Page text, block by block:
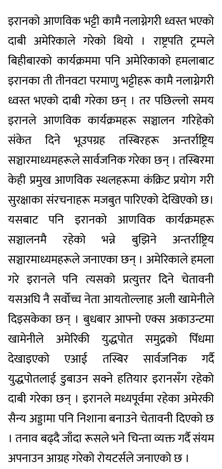
इरानको आणविक भट्टी कामै नलाग्नेगरी ध्वस्त भएको
दाबी अमेरिकाले गरेको थियो । राष्ट्रपति ट्रम्पले
बिहीबारको कार्यक्रममा पनि अमेरिकाको हमलाबाट
इरानका ती तीनवटा परमाणु भट्टीहरू कामै नलाग्नेगरी
ध्वस्त भएको दाबी गरेका छन् । तर पछिल्लो समय
इरानले आणविक कार्यक्रमहरू सञ्चालन गरिहेको
संकेत दिने भूउपग्रह तस्बिरहरू अन्तर्राष्ट्रिय
सञ्चारमाध्यमहरूले सार्वजनिक गरेका छन् । तस्बिरमा
केही प्रमुख आणविक स्थलहरूमा कंक्रिट प्रयोग गरी
सुरक्षाका संरचनाहरू मजबुत पारिएको देखिएको छ।
यसबाट पनि इरानको आणविक कार्यक्रमहरू
सञ्चालनमै रहेको भन्ने बुझिने अन्तर्राष्ट्रिय
सञ्चारमाध्यमहरूले जनाएका छन् । अमेरिकाले हमला
गरे इरानले पनि त्यसको प्रत्युत्तर दिने चेतावनी
यसअघि नै सर्वोच्च नेता आयतोल्लाह अली खामेनीले
दिइसकेका छन् । बुधबार आफ्नो एक्स अकाउन्टमा
खामेनीले अमेरिकी युद्धपोत समुद्रको पिँधमा
देखाइएको एआई तस्बिर सार्वजनिक गर्दै
युद्धपोतलाई डुबाउन सक्ने हतियार इरानसँग रहेको
दाबी गरेका छन् । इरानले मध्यपूर्वमा रहेका अमेरकी
सैन्य अड्डामा पनि निशाना बनाउने चेतावनी दिएको छ
। तनाव बढ्दै जाँदा रूसले भने चिन्ता व्यक्त गर्दै संयम
अपनाउन आग्रह गरेको रोयटर्सले जनाएको छ ।